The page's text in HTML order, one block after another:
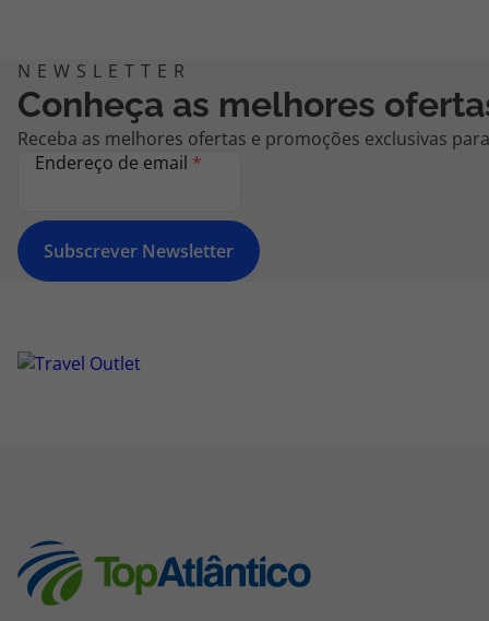
Conheça as melhores
Receba as melhores ofertas e promoções exclusivas
Endereço de email *
Subscrever Newsletter